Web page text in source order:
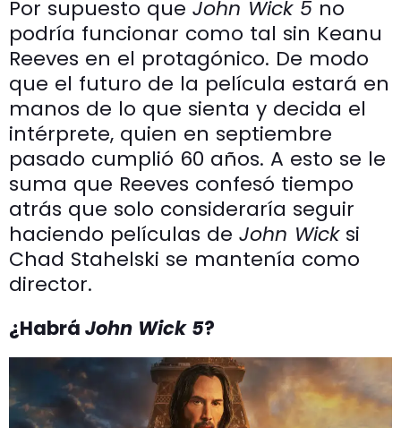
Por supuesto que John Wick 5 no
podría funcionar como tal sin Keanu
Reeves en el protagónico. De modo
que el futuro de la película estará en
manos de lo que sienta y decida el
intérprete, quien en septiembre
pasado cumplió 60 años. A esto se le
suma que Reeves confesó tiempo
atrás que solo consideraría seguir
haciendo películas de John Wicksi
Chad Stahelski se mantenía como
director.
¿Habrá John Wick 5?